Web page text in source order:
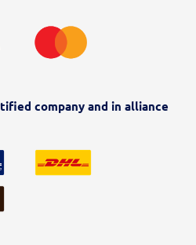
company and in alliance